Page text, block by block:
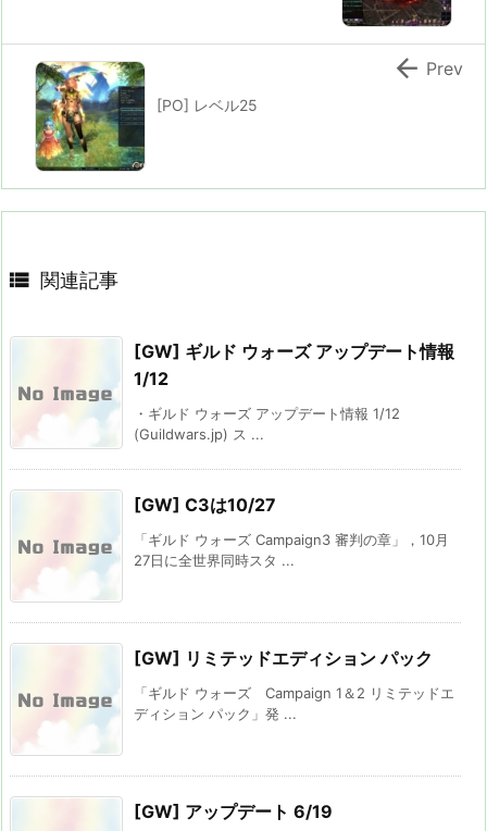
[PO] レベル25
 Prev
 関連記事
[GW] ギルド ウォーズ アップデート情報
1/12
・ギルド ウォーズ アップデート情報 1/12
(Guildwars.jp) ス ...
[GW] C3は10/27
「ギルド ウォーズ Campaign3 審判の章」，10月
27日に全世界同時スタ ...
[GW] リミテッドエディション パック
「ギルド ウォーズ Campaign 1＆2 リミテッドエ
ディション パック」発 ...
[GW] アップデート 6/19